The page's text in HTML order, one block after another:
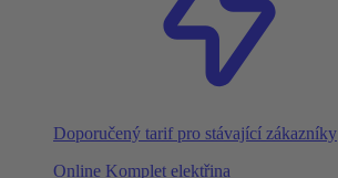
Doporučený tarif pro stávající zákazníky
Online Komplet elektřina